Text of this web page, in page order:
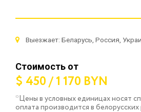
Выезжает: Беларусь, Россия,
Стоимость от
$ 450 / 1 170 BYN
*Цены в условных единицах носят
оплата производится в белорусских